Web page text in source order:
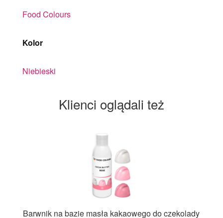
Food Colours
Kolor
Niebieski
Klienci oglądali też
Barwnik na bazie masła kakaowego do czekolady